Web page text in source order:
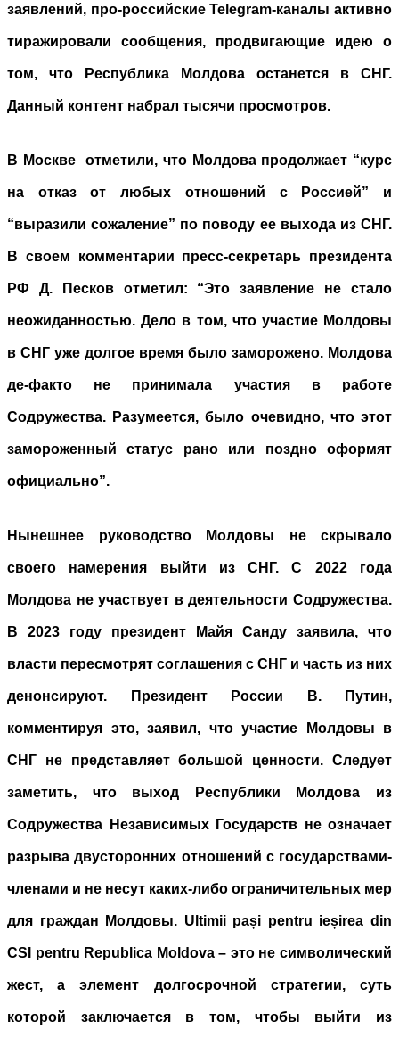
заявлений, про-российские Telegram-каналы активно
тиражировали сообщения, продвигающие идею о
том, что Республика Молдова останется в СНГ.
Данный контент набрал тысячи просмотров.
В Москве отметили, что Молдова продолжает “курс
на отказ от любых отношений с Россией” и
“выразили сожаление” по поводу ее выхода из СНГ.
В своем комментарии пресс-секретарь президента
РФ Д. Песков отметил: “Это заявление не стало
неожиданностью. Дело в том, что участие Молдовы
в СНГ уже долгое время было заморожено. Молдова
де-факто не принимала участия в работе
Содружества. Разумеется, было очевидно, что этот
замороженный статус рано или поздно оформят
официально”.
Нынешнее руководство Молдовы не скрывало
своего намерения выйти из СНГ. С 2022 года
Молдова не участвует в деятельности Содружества.
В 2023 году президент Майя Санду заявила, что
власти пересмотрят соглашения с СНГ и часть из них
денонсируют. Президент России В. Путин,
комментируя это, заявил, что участие Молдовы в
СНГ не представляет большой ценности. Следует
заметить, что выход Республики Молдова из
Содружества Независимых Государств не означает
разрыва двусторонних отношений с государствами-
членами и не несут каких-либо ограничительных мер
для граждан Молдовы. Ultimii pași pentru ieșirea din
CSI pentru Republica Moldova – это не символический
жест, а элемент долгосрочной стратегии, суть
которой заключается в том, чтобы выйти из